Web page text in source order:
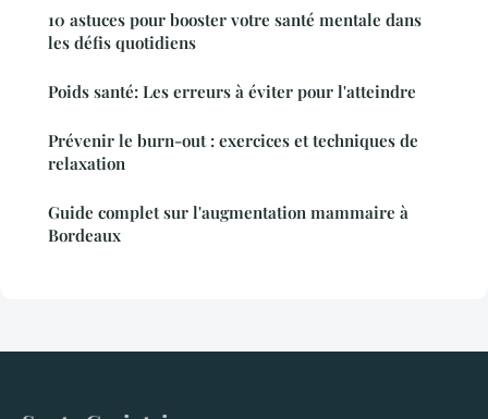
10 astuces pour booster votre santé mentale dans
les défis quotidiens
Poids santé: Les erreurs à éviter pour l'atteindre
Prévenir le burn-out : exercices et techniques de
relaxation
Guide complet sur l'augmentation mammaire à
Bordeaux